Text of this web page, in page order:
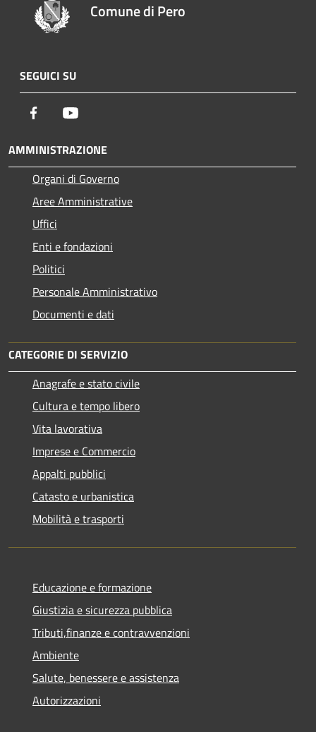
Comune di Pero
SEGUICI SU
Facebook
AMMINISTRAZIONE
Organi di Governo
Aree Amministrative
Uffici
Enti e fondazioni
Politici
Personale Amministrativo
Documenti e dati
CATEGORIE DI SERVIZIO
Anagrafe e stato civile
Cultura e tempo libero
Vita lavorativa
Imprese e Commercio
Appalti pubblici
Catasto e urbanistica
Mobilità e trasporti
Educazione e formazione
Giustizia e sicurezza pubblica
Tributi,finanze e contravvenzioni
Ambiente
Salute, benessere e assistenza
Autorizzazioni